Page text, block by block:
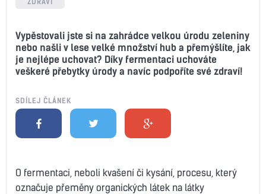
Vypěstovali jste si na zahrádce velkou úrodu zeleniny
nebo našli v lese velké množství hub a přemýšlíte, jak
je nejlépe uchovat? Díky fermentaci uchováte
veškeré přebytky úrody a navíc podpoříte své zdraví!
SDÍLEJ ČLÁNEK
O fermentaci, neboli kvašení či kysání, procesu, který
označuje přeměny organických látek na látky